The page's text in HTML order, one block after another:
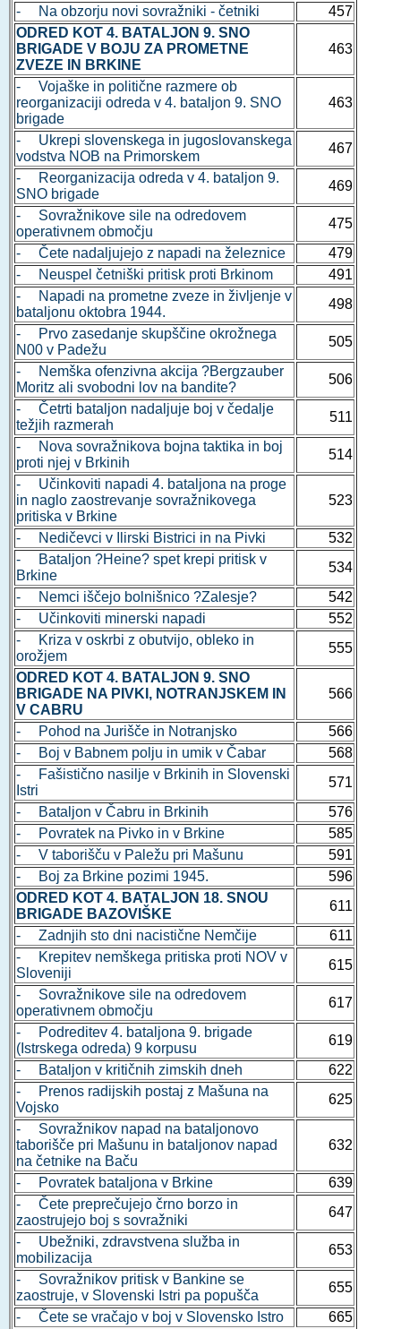
- Na obzorju novi sovražniki - četniki
457
ODRED KOT 4. BATALJON 9. SNO
BRIGADE V BOJU ZA PROMETNE
ZVEZE IN BRKINE
463
- Vojaške in politične razmere ob
reorganizaciji odreda v 4. bataljon 9. SNO
brigade
463
- Ukrepi slovenskega in jugoslovanskega
vodstva NOB na Primorskem
467
- Reorganizacija odreda v 4. bataljon 9.
SNO brigade
469
- Sovražnikove sile na odredovem
operativnem območju
475
- Čete nadaljujejo z napadi na železnice
479
- Neuspel četniški pritisk proti Brkinom
491
- Napadi na prometne zveze in življenje v
bataljonu oktobra 1944.
498
- Prvo zasedanje skupščine okrožnega
N00 v Padežu
505
- Nemška ofenzivna akcija ?Bergzauber
Moritz ali svobodni lov na bandite?
506
- Četrti bataljon nadaljuje boj v čedalje
težjih razmerah
511
- Nova sovražnikova bojna taktika in boj
proti njej v Brkinih
514
- Učinkoviti napadi 4. bataljona na proge
in naglo zaostrevanje sovražnikovega
pritiska v Brkine
523
- Nedičevci v Ilirski Bistrici in na Pivki
532
- Bataljon ?Heine? spet krepi pritisk v
Brkine
534
- Nemci iščejo bolnišnico ?Zalesje?
542
- Učinkoviti minerski napadi
552
- Kriza v oskrbi z obutvijo, obleko in
orožjem
555
ODRED KOT 4. BATALJON 9. SNO
BRIGADE NA PIVKI, NOTRANJSKEM IN
V CABRU
566
- Pohod na Jurišče in Notranjsko
566
- Boj v Babnem polju in umik v Čabar
568
- Fašistično nasilje v Brkinih in Slovenski
Istri
571
- Bataljon v Čabru in Brkinih
576
- Povratek na Pivko in v Brkine
585
- V taborišču v Paležu pri Mašunu
591
- Boj za Brkine pozimi 1945.
596
ODRED KOT 4. BATALJON 18. SNOU
BRIGADE BAZOVIŠKE
611
- Zadnjih sto dni nacistične Nemčije
611
- Krepitev nemškega pritiska proti NOV v
Sloveniji
615
- Sovražnikove sile na odredovem
operativnem območju
617
- Podreditev 4. bataljona 9. brigade
(Istrskega odreda) 9 korpusu
619
- Bataljon v kritičnih zimskih dneh
622
- Prenos radijskih postaj z Mašuna na
Vojsko
625
- Sovražnikov napad na bataljonovo
taborišče pri Mašunu in bataljonov napad
na četnike na Baču
632
- Povratek bataljona v Brkine
639
- Čete preprečujejo črno borzo in
zaostrujejo boj s sovražniki
647
- Ubežniki, zdravstvena služba in
mobilizacija
653
- Sovražnikov pritisk v Bankine se
zaostruje, v Slovenski Istri pa popušča
655
- Čete se vračajo v boj v Slovensko Istro
665